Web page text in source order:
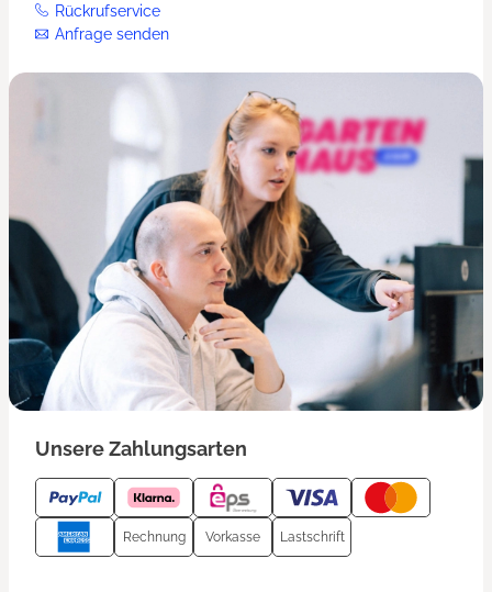
Rückrufservice
Anfrage senden
Unsere Zahlungsarten
Rechnung Vorkasse Lastschrift